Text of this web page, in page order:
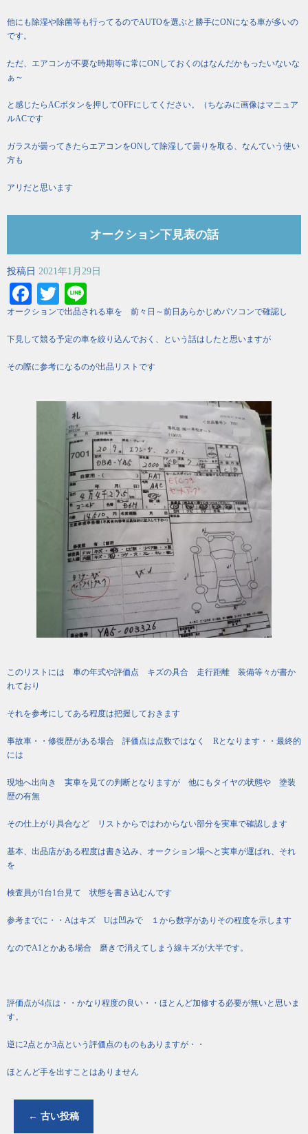
他にも除湿や除菌等も行ってるのでAUTOを選ぶと勝手にONになる車が多いの
です。
ただ、エアコンが不要な時期等に常にONしておくのはなんだかもったいないな
ぁ～
と感じたらACボタンを押してOFFにしてください。（ちなみに画像はマニュア
ルACです
ガラスが曇ってきたらエアコンをONして除湿して曇りを取る、なんていう使い
方も
アリだと思います
オークション下見表の話
投稿日 2021年1月29日
Facebook
Twitter
オークションで出品される車を 前々日～前日あらかじめパソコンで確認し
下見して競る予定の車を絞り込んでおく、という話はしたと思いますが
その際に参考になるのが出品リストです
このリストには 車の年式や評価点 キズの具合 走行距離 装備等々が書か
れており
それを参考にしてある程度は把握しておきます
事故車・・修復歴がある場合 評価点は点数ではなく Rとなります・・最終的
には
現地へ出向き 実車を見ての判断となりますが 他にもタイヤの状態や 塗装
歴の有無
その仕上がり具合など リストからではわからない部分を実車で確認します
基本、出品店がある程度は書き込み、オークション場へと実車が運ばれ、それ
を
検査員が1台1台見て 状態を書き込むんです
参考までに・・Aはキズ Uは凹みで １から数字がありその程度を示します
なのでA1とかある場合 磨きで消えてしまう線キズが大半です。
評価点が4点は・・かなり程度の良い・・ほとんど加修する必要が無いと思いま
す。
逆に2点とか3点という評価点のものもありますが・・
ほとんど手を出すことはありません
← 古い投稿